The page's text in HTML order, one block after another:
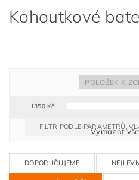
Kohoutkové
1350Kč
POLOŽEK K
FILTR PODLE PARAMETRŮ,
Vymazat
DOPORUČUJEME